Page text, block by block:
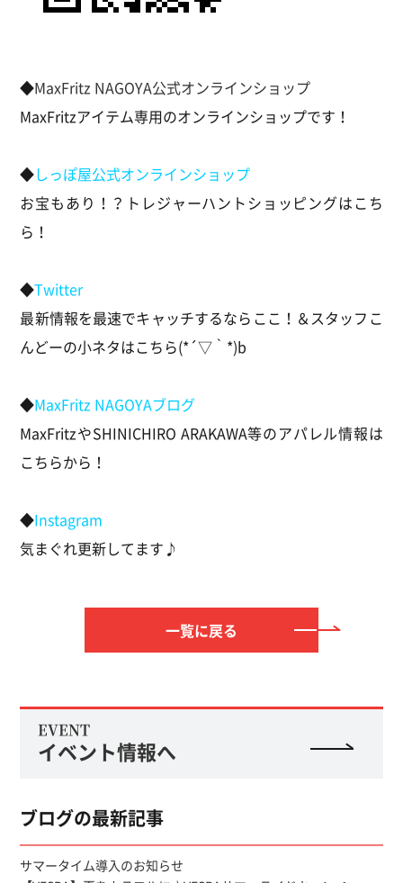
◆MaxFritz NAGOYA公式オンラインショップ
MaxFritzアイテム専用のオンラインショップです！
◆しっぽ屋公式オンラインショップ
お宝もあり！？トレジャーハントショッピングはこち
ら！
◆Twitter
最新情報を最速でキャッチするならここ！＆スタッフこ
んどーの小ネタはこちら(*´▽｀*)b
◆MaxFritz NAGOYAブログ
MaxFritzやSHINICHIRO ARAKAWA等のアパレル情報は
こちらから！
◆Instagram
気まぐれ更新してます♪
一覧に戻る
EVENT
イベント情報へ
ブログの最新記事
サマータイム導入のお知らせ